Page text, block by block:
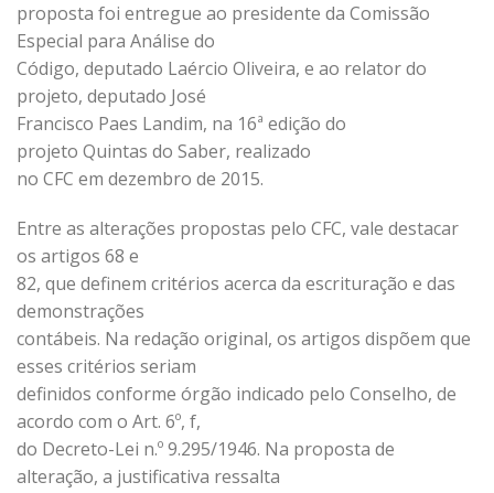
proposta foi entregue ao presidente da Comissão
Especial para Análise do
Código, deputado Laércio Oliveira, e ao relator do
projeto, deputado José
Francisco Paes Landim, na 16ª edição do
projeto Quintas do Saber, realizado
no CFC em dezembro de 2015.
Entre as alterações propostas pelo CFC, vale destacar
os artigos 68 e
82, que definem critérios acerca da escrituração e das
demonstrações
contábeis. Na redação original, os artigos dispõem que
esses critérios seriam
definidos conforme órgão indicado pelo Conselho, de
acordo com o Art. 6º, f,
do Decreto-Lei n.º 9.295/1946. Na proposta de
alteração, a justificativa ressalta